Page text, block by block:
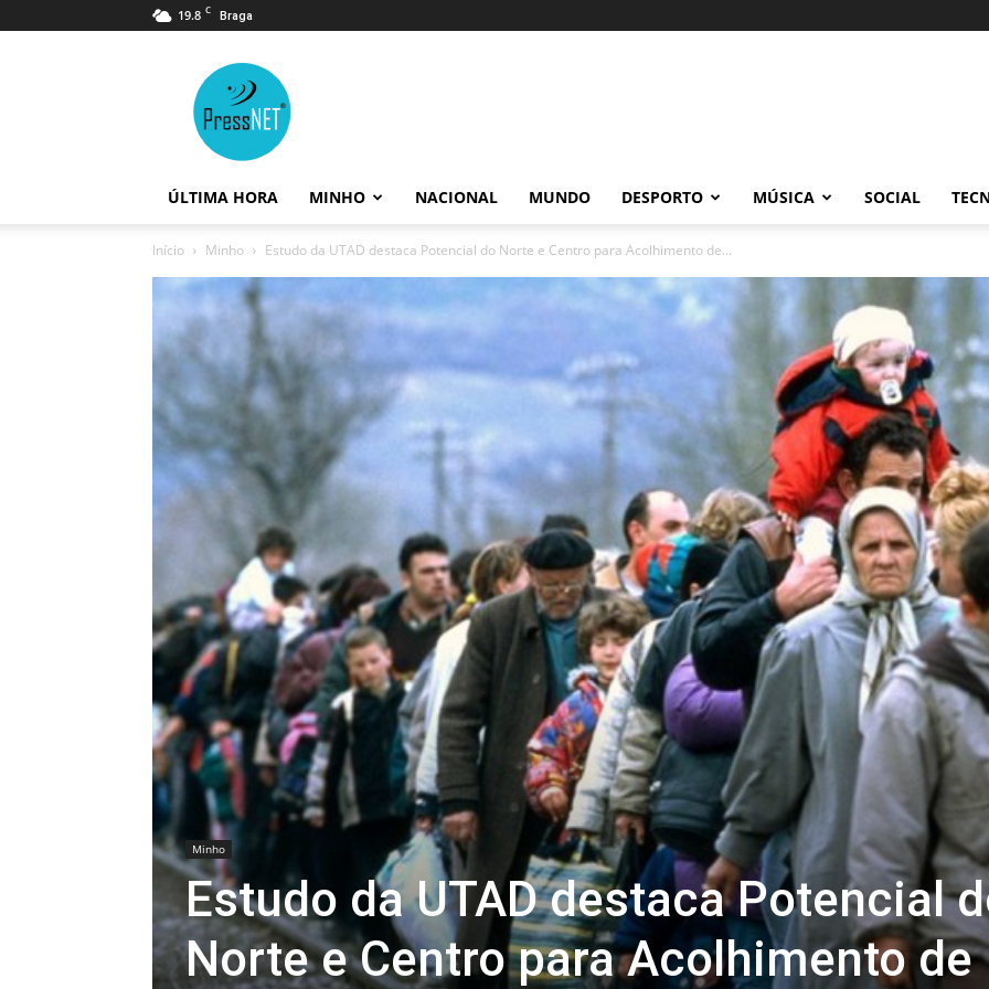
19.8 C Braga
ÚLTIMA HORA MINHO NACIONAL MUNDO DESPORTO MÚSICA SOCIAL
Início Minho Estudo da UTAD destaca Potencial do Norte e Centro para Acolhimento de...
Minho
Estudo da UTAD destaca Potencial
Norte e Centro para Acolhimento de